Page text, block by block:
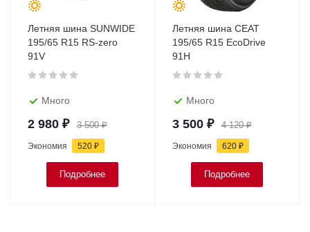
Летняя шина SUNWIDE
195/65 R15 RS-zero
91V
Много
2 980 ₽ 3 500₽
Экономия 520 ₽
Подробнее
Летняя шина CEAT
195/65 R15 EcoDrive
91H
Много
3 500 ₽ 4 120₽
Экономия 620 ₽
Подробнее